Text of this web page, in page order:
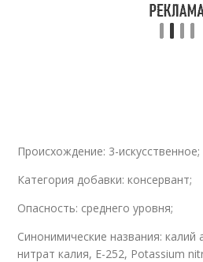
Происхождение: 3-искусственное;
Категория добавки: консервант;
Опасность: среднего уровня;
Синонимические названия: калий
нитрат калия, Е-252, Potassium